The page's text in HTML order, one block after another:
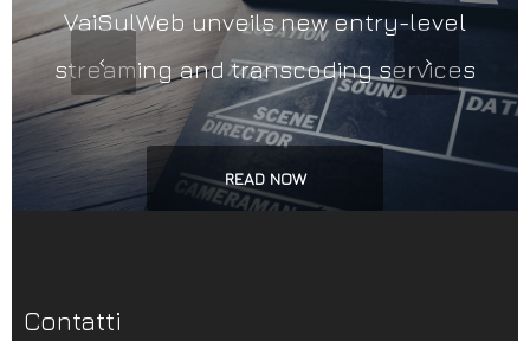
VaiSulWeb unveils new entry-level
streaming and transcoding services
READ NOW
Contatti